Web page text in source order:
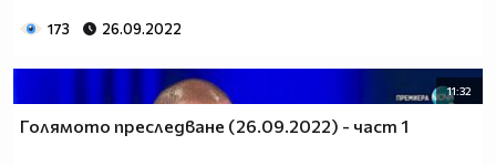
173 26.09.2022
11:32
Голямото преследване (26.09.2022) - част 1